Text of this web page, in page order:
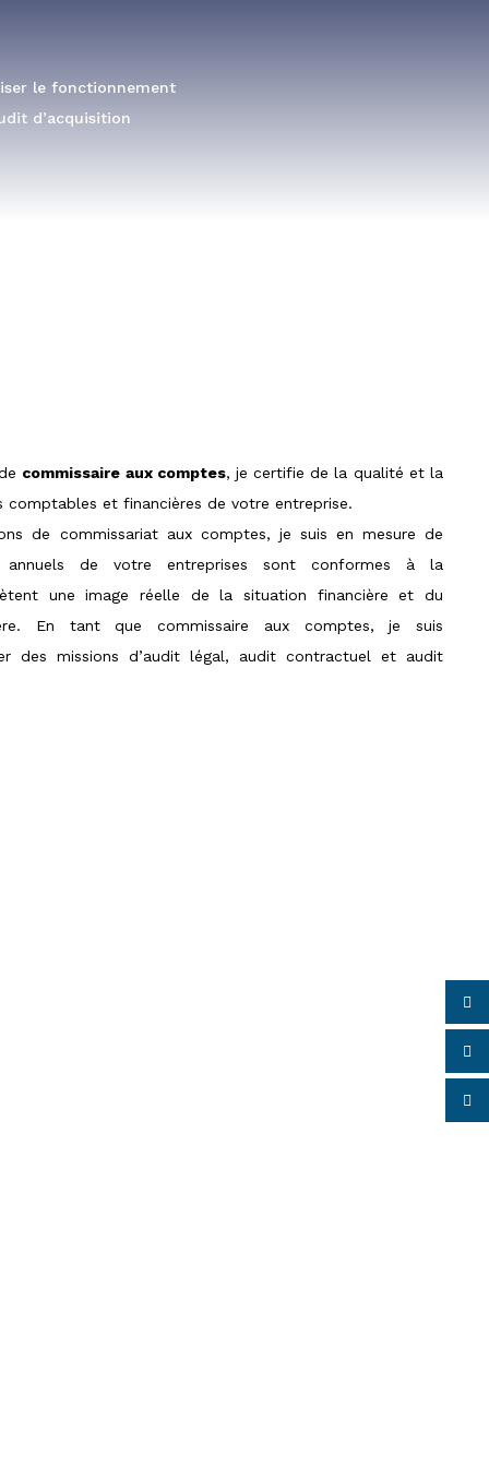
le fonctionnement
d’acquisition
commissaire aux comptes, je certifie de la qualité et la
comptables et financières de votre entreprise.
de commissariat aux comptes, je suis en mesure de
de votre entreprises sont conformes à la
une image réelle de la situation financière et du
En tant que commissaire aux comptes, je suis
des missions d’audit légal, audit contractuel et audit